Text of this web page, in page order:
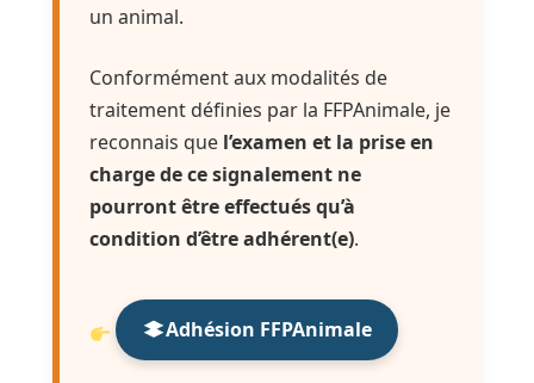
un animal.
Conformément aux modalités de
traitement définies par la FFPAnimale, je
reconnais que l’examen et la prise en
charge de ce signalement ne
pourront être effectués qu’à
condition d’être adhérent(e).
Adhésion FFPAnimale